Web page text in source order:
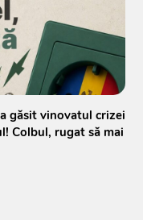
găsit vinovatul crizei
Colbul, rugat să mai